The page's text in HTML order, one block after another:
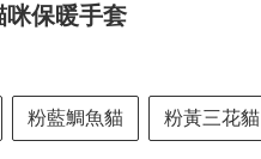
咪保暖手套
粉藍鯛魚貓 粉黃三花貓